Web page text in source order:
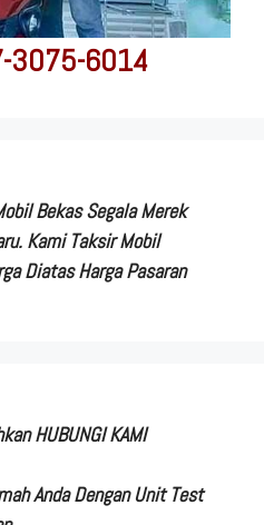
3075-6014
Bekas Segala Merek
Kami Taksir Mobil
Diatas Harga Pasaran
HUBUNGI KAMI
Anda Dengan Unit Test